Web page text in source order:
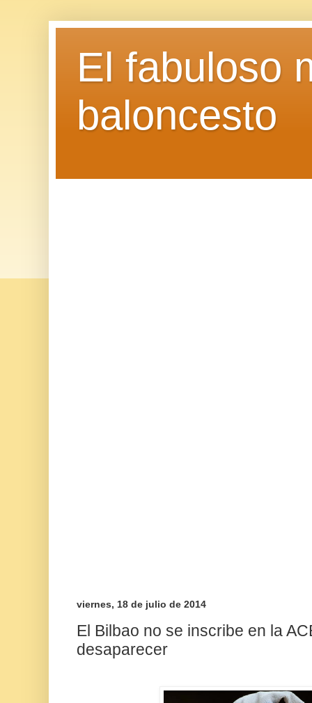
El fabuloso
baloncesto
viernes, 18 de julio de 2014
El Bilbao no se inscribe en la
desaparecer